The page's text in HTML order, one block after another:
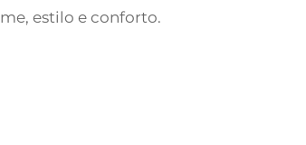
estilo e conforto.